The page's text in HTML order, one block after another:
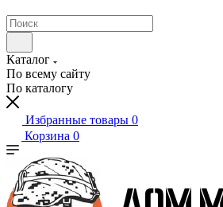
Каталог
По всему сайту
По каталогу
Избранные товары 0
Корзина 0